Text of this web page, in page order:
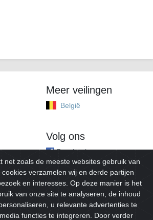
Meer veilingen
België
Volg ons
Facebook
net zoals de meeste websites gebruik van
verzamelen wij en derde partijen
en interesses. Op deze manier is het
van onze site te analyseren, de inhoud
u relevante advertenties te
functies te integreren. Door verder